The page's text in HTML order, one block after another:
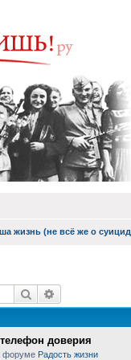
жизнь (не всё же о
Поиск
доверия
форуме Радость жизни